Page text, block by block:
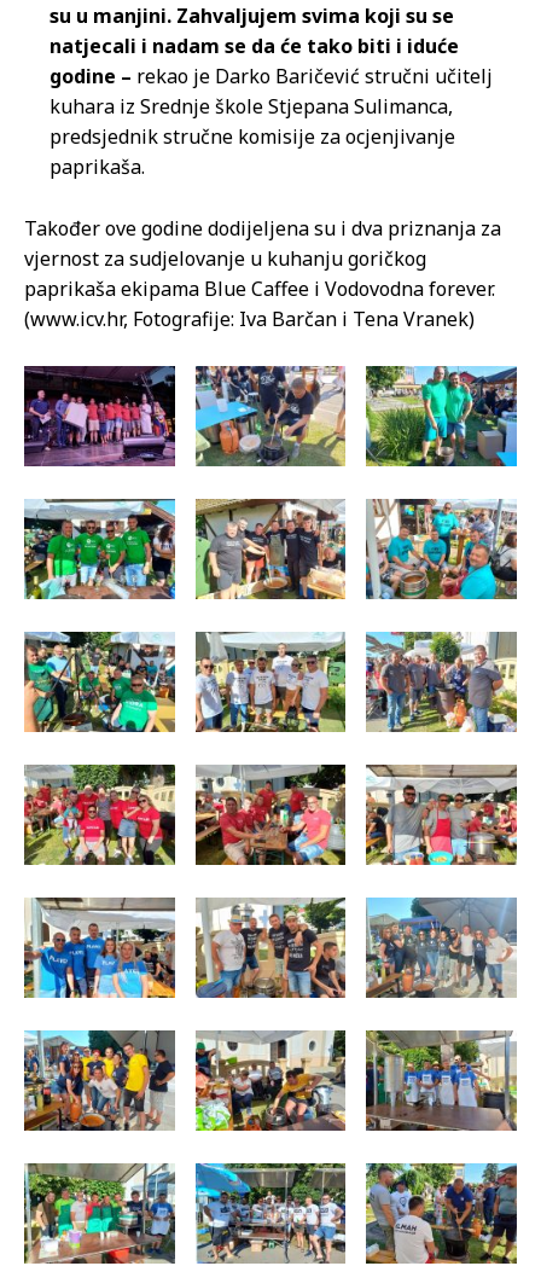
su u manjini. Zahvaljujem svima koji su se
natjecali i nadam se da će tako biti i iduće
godine – rekao je Darko Baričević stručni učitelj
kuhara iz Srednje škole Stjepana Sulimanca,
predsjednik stručne komisije za ocjenjivanje
paprikaša.
Također ove godine dodijeljena su i dva priznanja za
vjernost za sudjelovanje u kuhanju goričkog
paprikaša ekipama Blue Caffee i Vodovodna forever.
(www.icv.hr, Fotografije: Iva Barčan i Tena Vranek)